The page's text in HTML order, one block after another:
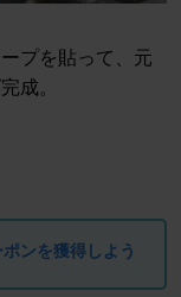
プを貼って、元
成。
ンを獲得しよう